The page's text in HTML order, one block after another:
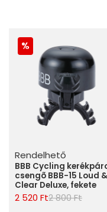
Rendelhető
BBB Cycling
csengõ BBB-15 Loud &
Clear Deluxe, fekete
2 520 Ft2 800 Ft